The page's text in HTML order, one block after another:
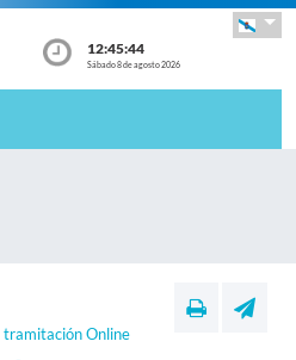
12:45:45
Sábado 8 de agosto 2026
tramitación Online